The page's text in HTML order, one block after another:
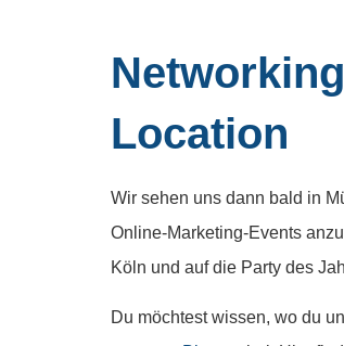
Location
Wir sehen uns dann bald in
Online-Marketing-Events
Köln und auf die Party des
Du möchtest wissen, wo du